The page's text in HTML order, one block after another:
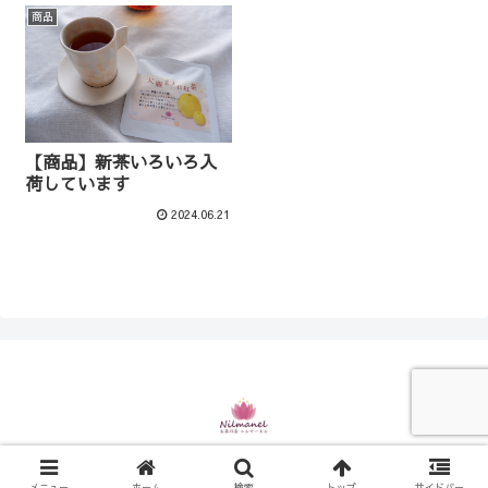
商品
【商品】新茶いろいろ入
荷しています
2024.06.21
© 2021 お茶の店 ニルマーネル.